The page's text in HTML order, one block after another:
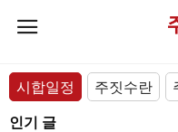
시합일정 주짓수란
인기 글